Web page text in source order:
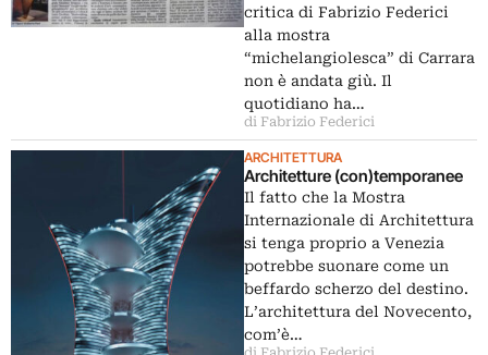
critica di Fabrizio Federici
alla mostra
“michelangiolesca” di Carrara
non è andata giù. Il
quotidiano ha…
di Fabrizio Federici
ARCHITETTURA
Architetture (con)temporanee
Il fatto che la Mostra
Internazionale di Architettura
si tenga proprio a Venezia
potrebbe suonare come un
beffardo scherzo del destino.
L’architettura del Novecento,
com’è…